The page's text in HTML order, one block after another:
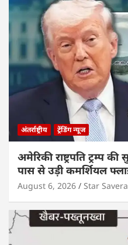
अंतर्राष्ट्रीय ट्रेंडिंग न्यूज
अमेरिकी राष्ट्रपति ट्रम्प
पास से उड़ी कमर्शियल
August 6, 2026 Star Savera